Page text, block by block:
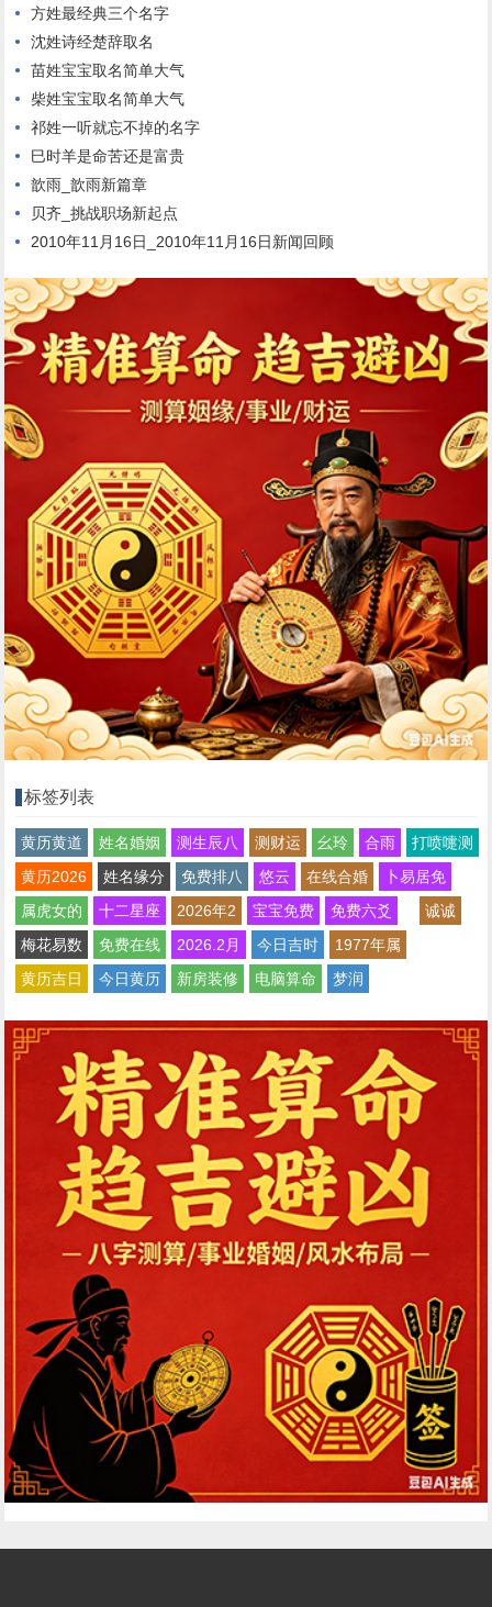
方姓最经典三个名字
沈姓诗经楚辞取名
苗姓宝宝取名简单大气
柴姓宝宝取名简单大气
祁姓一听就忘不掉的名字
巳时羊是命苦还是富贵
歆雨_歆雨新篇章
贝齐_挑战职场新起点
2010年11月16日_2010年11月16日新闻回顾
标签列表
黄历黄道 姓名婚姻 测生辰八 测财运 幺玲 合雨
打喷嚏测
黄历2026
姓名缘分 免费排八 悠云 在线合婚
卜易居免
属虎女的
十二星座 2026年2 宝宝免费 免费六爻
诚诚
梅花易数
免费在线 2026.2月 今日吉时
1977年属
黄历吉日
今日黄历 新房装修 电脑算命 梦润